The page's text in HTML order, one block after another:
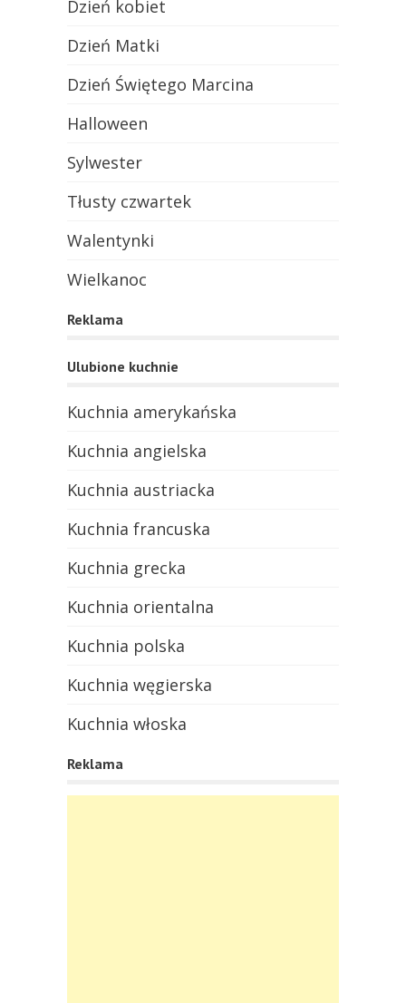
Dzień kobiet
Dzień Matki
Dzień Świętego Marcina
Halloween
Sylwester
Tłusty czwartek
Walentynki
Wielkanoc
Reklama
Ulubione kuchnie
Kuchnia amerykańska
Kuchnia angielska
Kuchnia austriacka
Kuchnia francuska
Kuchnia grecka
Kuchnia orientalna
Kuchnia polska
Kuchnia węgierska
Kuchnia włoska
Reklama